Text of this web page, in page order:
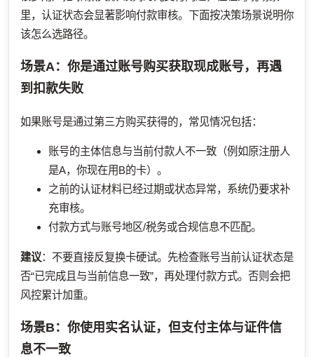
里，认证状态会显著影响付款审核。下面按决策场景说明你
该怎么选路径。
场景A：你是通过账号购买获取现成账号，再遇
到扣款失败
如果账号是通过第三方购买获得的，常见情况包括：
账号的主体信息与当前付款人不一致（例如原注册人
是A，你现在用B的卡）。
之前的认证材料已经过期或状态异常，系统仍要求补
充审核。
付款方式与账号地区/税务或合规信息不匹配。
建议：不要直接反复换卡硬试。先检查账号当前认证状态是
否“已完成且与当前信息一致”，再处理付款方式。否则会把
风控累计加重。
场景B：你使用实名认证，但支付主体与证件信
息不一致